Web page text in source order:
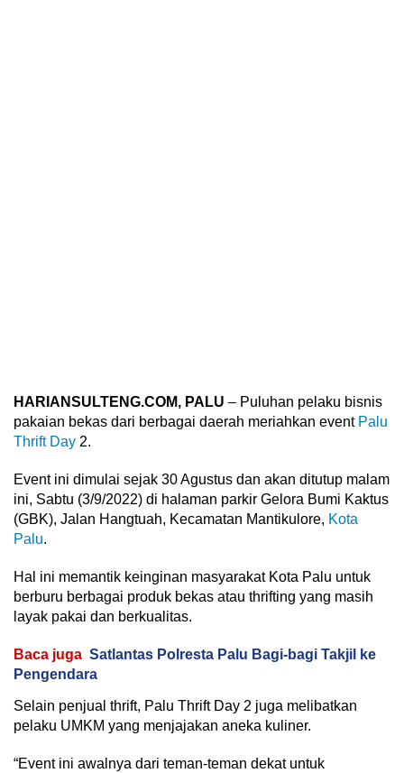
HARIANSULTENG.COM, PALU – Puluhan pelaku bisnis
pakaian bekas dari berbagai daerah meriahkan event Palu
Thrift Day 2.
Event ini dimulai sejak 30 Agustus dan akan ditutup malam
ini, Sabtu (3/9/2022) di halaman parkir Gelora Bumi Kaktus
(GBK), Jalan Hangtuah, Kecamatan Mantikulore, Kota
Palu.
Hal ini memantik keinginan masyarakat Kota Palu untuk
berburu berbagai produk bekas atau thrifting yang masih
layak pakai dan berkualitas.
Baca juga Satlantas Polresta Palu Bagi-bagi Takjil ke
Pengendara
Selain penjual thrift, Palu Thrift Day 2 juga melibatkan
pelaku UMKM yang menjajakan aneka kuliner.
“Event ini awalnya dari teman-teman dekat untuk